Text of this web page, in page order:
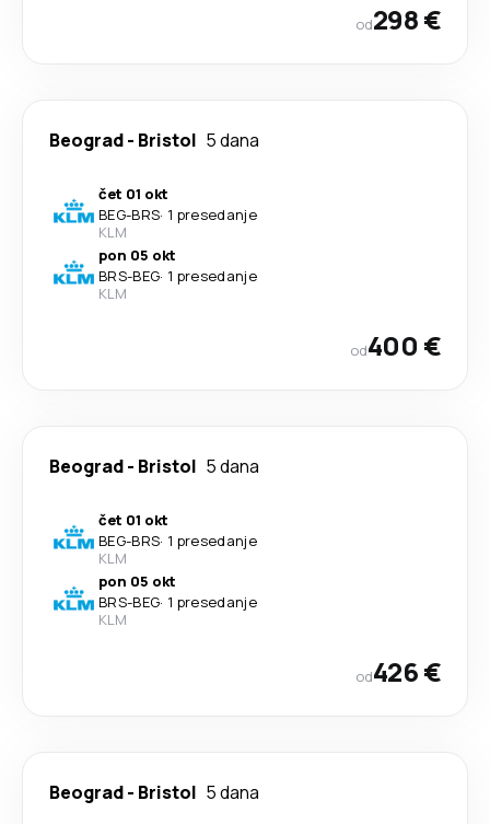
od298 €
Beograd- Bristol 5 dana
čet 01 okt
BEG-BRS· 1 presedanje
KLM
pon 05 okt
BRS-BEG· 1 presedanje
KLM
od400 €
Beograd- Bristol 5 dana
čet 01 okt
BEG-BRS· 1 presedanje
KLM
pon 05 okt
BRS-BEG· 1 presedanje
KLM
od426 €
Beograd- Bristol 5 dana